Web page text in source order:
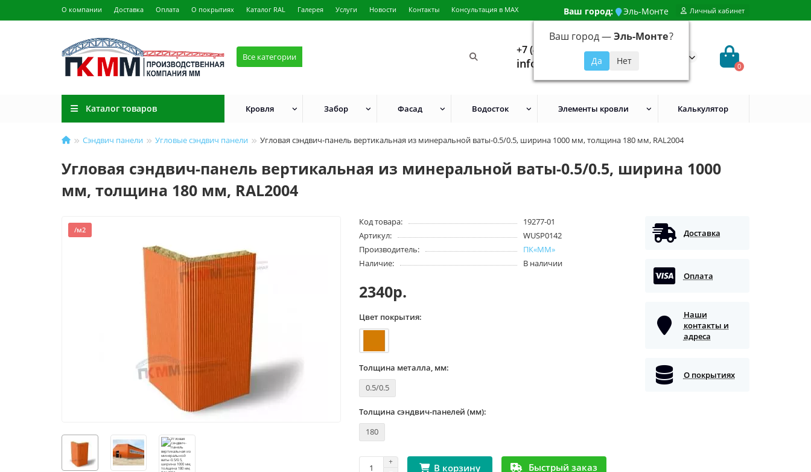
О компании Доставка Оплата О покрытиях Каталог RAL Галерея Услуги Новости Контакты Консультация в MAX Ваш город: Эль-Монте
Ваш город —Эль-Монте?
Личный кабинет
Все категории
+7 (499) 648-92-94
info@evroshtaketnikmoskva.ru 0
Каталог товаров Кровля Забор Фасад Водосток Элементы кровли Калькулятор
Сэндвич панели Угловые сэндвич панели Угловая сэндвич-панель вертикальная из минеральной ваты-0.5/0.5, ширина 1000 мм, толщина 180 мм, RAL2004
Угловая сэндвич-панель вертикальная из минеральной ваты-0.5/0.5, ширина 1000
мм, толщина 180 мм, RAL2004
/м2
Код товара:
19277-01
Артикул:
WUSP0142
Производитель:
ПК«ММ»
Наличие:
В наличии
2340р.
Цвет покрытия:
Толщина металла, мм:
0.5/0.5
Толщина сэндвич-панелей (мм):
180
В корзину Быстрый заказ
Доставка
Оплата
Наши
контакты и
адреса
О покрытиях